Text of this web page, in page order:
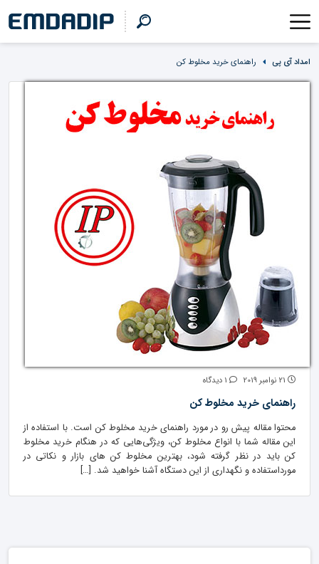
امداد آی پی راهنمای خرید مخلوط کن
راهنمای خرید مخلوط کن
محتوا مقاله پیش رو در مورد راهنمای خرید مخلوط کن است. با استفاده از
این مقاله شما با انواع مخلوط کن، ویژگی‌هایی که در هنگام خرید مخلوط
کن باید در نظر گرفته شود، بهترین مخلوط کن ‌های بازار و نکاتی در
مورداستفاده و نگهداری از این دستگاه آشنا خواهید شد. […]